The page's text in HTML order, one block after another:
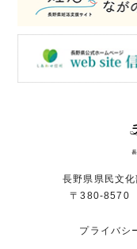
長野県県民文
〒380-8570
プライバシ